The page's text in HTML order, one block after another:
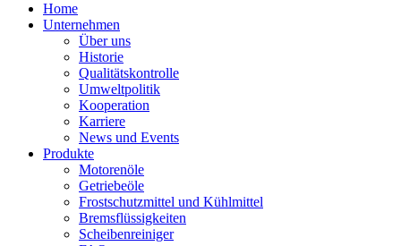
Home
Unternehmen
Über uns
Historie
Qualitätskontrolle
Umweltpolitik
Kooperation
Karriere
News und Events
Produkte
Motorenöle
Getriebeöle
Frostschutzmittel und Kühlmittel
Bremsflüssigkeiten
Scheibenreiniger